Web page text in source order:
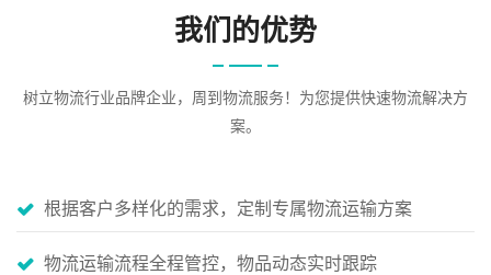
我们的优势
树立物流行业品牌企业，周到物流服务！为您提供快速物流解决方
案。
根据客户多样化的需求，定制专属物流运输方案
物流运输流程全程管控，物品动态实时跟踪